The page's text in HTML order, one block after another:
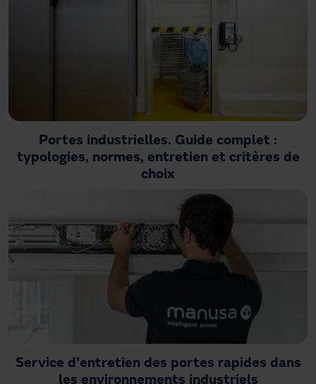
Portes industrielles. Guide complet :
typologies, normes, entretien et critères de
choix
Service d'entretien des portes rapides dans
les environnements industriels